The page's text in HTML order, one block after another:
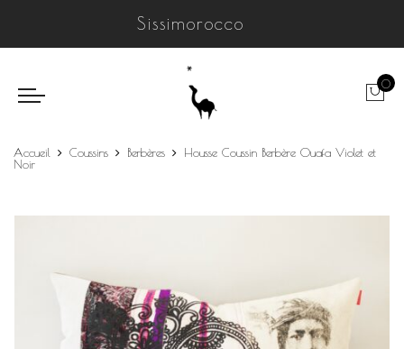
Sissimorocco
0
Accueil Coussins Berbères
Housse Coussin Berbère Ouafa Violet et
Noir